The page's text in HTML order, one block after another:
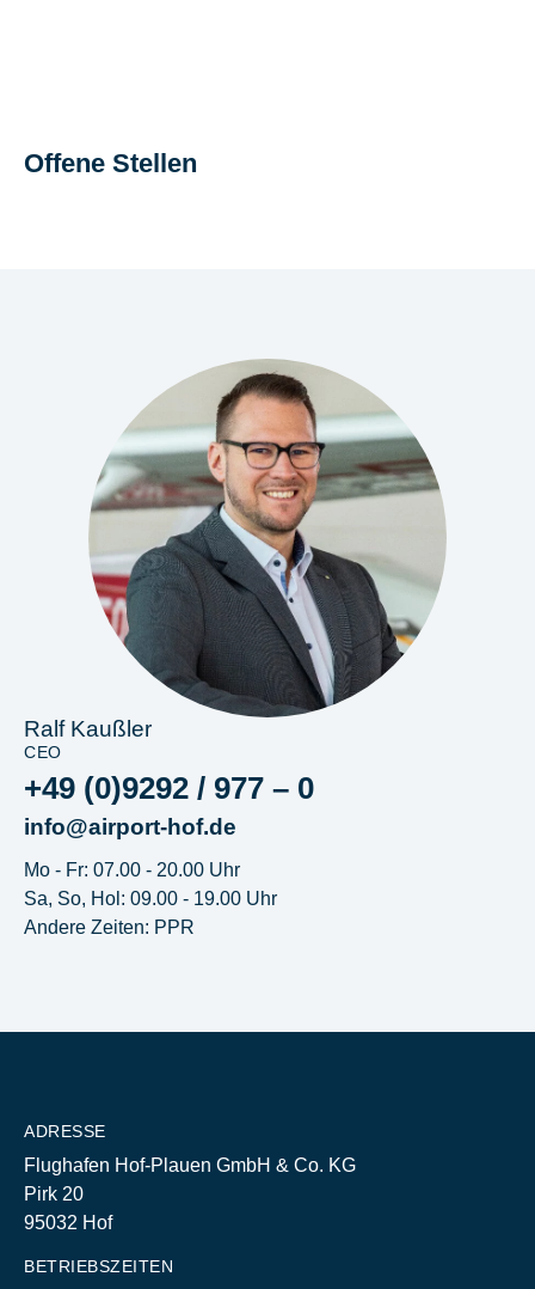
Offene Stellen
Ralf Kaußler
CEO
+49 (0)9292 / 977 – 0
info@airport-hof.de
Mo - Fr: 07.00 - 20.00 Uhr
Sa, So, Hol: 09.00 - 19.00 Uhr
Andere Zeiten: PPR
ADRESSE
Flughafen Hof-Plauen GmbH & Co. KG
Pirk 20
95032 Hof
BETRIEBSZEITEN